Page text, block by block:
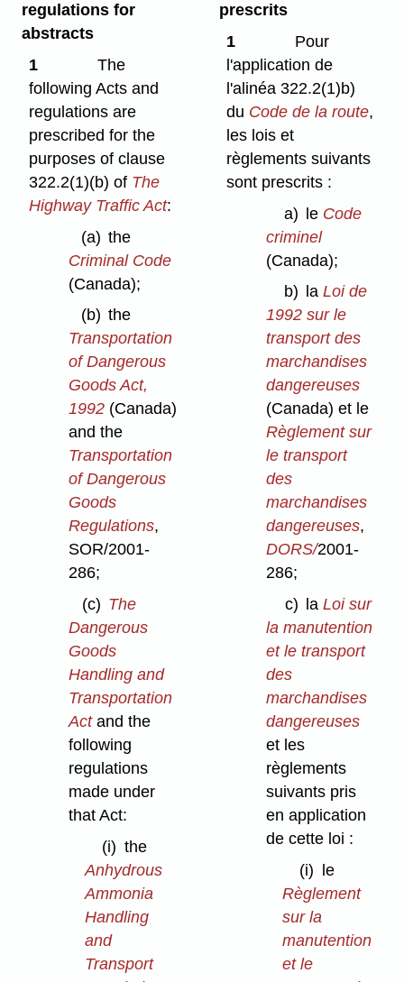
regulations for
abstracts
1
The
following Acts and
regulations are
prescribed for the
purposes of clause
322.2(1)⁠(b) of The
Highway Traffic Act:
(a) the
Criminal Code
(Canada);
(b) the
Transportation
of Dangerous
Goods Act,
1992 (Canada)
and the
Transportation
of Dangerous
Goods
Regulations,
SOR/2001-
286;
(c) The
Dangerous
Goods
Handling and
Transportation
Actand the
following
regulations
made under
that Act:
(i) the
Anhydrous
Ammonia
Handling
and
Transport
prescrits
1
Pour
l'application de
l'alinéa 322.2(1)b)
du Code de la route,
les lois et
règlements suivants
sont prescrits :
a) le Code
criminel
(Canada);
b)
laLoi de
1992 sur le
transport des
marchandises
dangereuses
(Canada) et le
Règlement sur
le transport
des
marchandises
dangereuses,
DORS/2001-
286;
c)
laLoi sur
la manutention
et le transport
des
marchandises
dangereuses
et les
règlements
suivants pris
en application
de cette loi :
(i)
le
Règlement
sur la
manutention
et le